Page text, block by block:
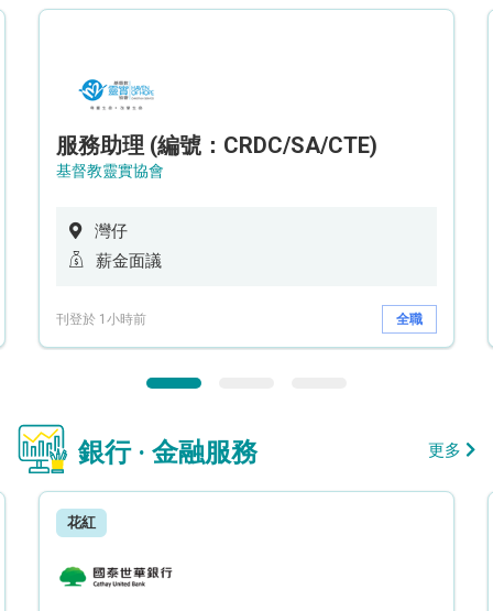
服務助理 (編號：CRDC/SA/CTE)
基督教靈實協會
灣仔
薪金面議
刊登於 1小時前 全職
銀行 · 金融服務 更多
花紅